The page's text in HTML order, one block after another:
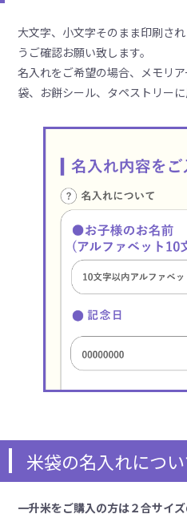
大文字、小文字そのまま印刷さ
うご確認お願い致します。
名入れをご希望の場合、メモリ
袋、お餅シール、タペストリーに
米袋の名入れにつ
一升米をご購入の方は２合サイ